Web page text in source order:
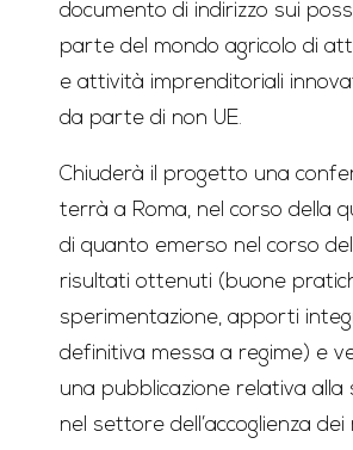
documento di indirizzo sui
parte del mondo agricolo di
e attività imprenditoriali
da parte di non UE.
Chiuderà il progetto una
terrà a Roma, nel corso della
di quanto emerso nel corso
risultati ottenuti (buone
sperimentazione, apporti
definitiva messa a regime) e
una pubblicazione relativa alla
nel settore dell’accoglienza